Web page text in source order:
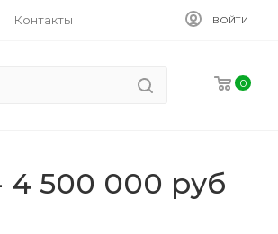
Контакты ВОЙТИ
0
500 000 руб